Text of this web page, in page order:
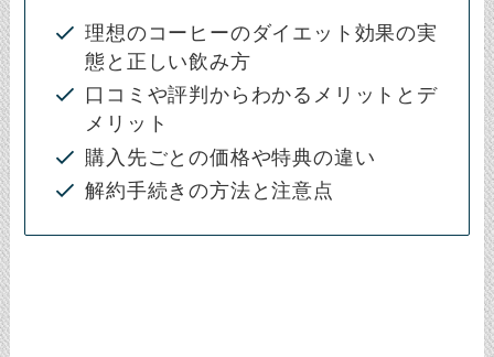
理想のコーヒーのダイエット効果の実
態と正しい飲み方
口コミや評判からわかるメリットとデ
メリット
購入先ごとの価格や特典の違い
解約手続きの方法と注意点